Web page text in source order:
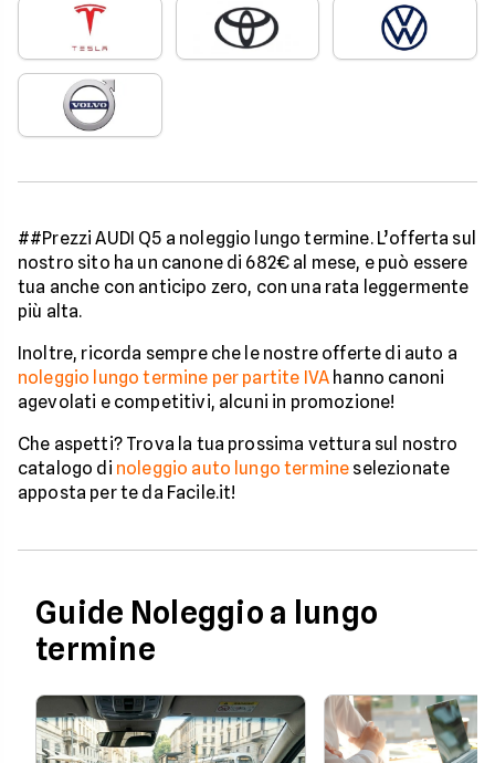
##Prezzi AUDI Q5 a noleggio lungo termine. L’offerta sul
nostro sito ha un canone di 682€ al mese, e può essere
tua anche con anticipo zero, con una rata leggermente
più alta.
Inoltre, ricorda sempre che le nostre offerte di auto a
noleggio lungo termine per partite IVA hanno canoni
agevolati e competitivi, alcuni in promozione!
Che aspetti? Trova la tua prossima vettura sul nostro
catalogo di noleggio auto lungo termine selezionate
apposta per te da Facile.it!
Guide Noleggio a lungo
termine